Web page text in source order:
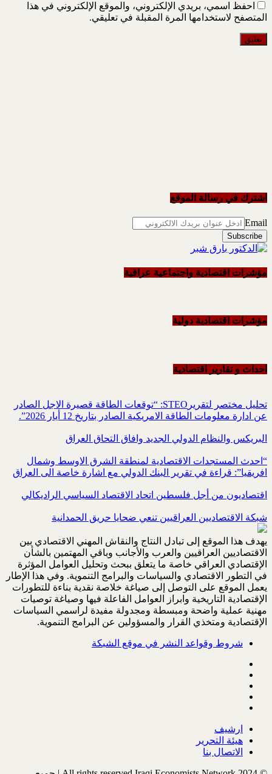
احفظ اسمي، بريدي الإلكتروني، والموقع الإلكتروني في هذا
المتصفح لاستخدامها المرة المقبلة في تعليقي.
اشترك في رسالة الموقع
Email
مؤشرات اقتصادية واجتماعية عراقية
مؤشرات اقتصادية دولية
احداث و تقاریر اقتصادیة
تحليل مختصر لتقريرSTEO‏: “توقعات الطاقة قصيرة الاجل الصادر
عن ادارة معلومات الطاقة الامريكية ‏الصادر بتاريخ 12 أيار 2026”.‏
البريكس والنظام الدولي الجديد وافاق التحاق العراق
“احدث المستجدات الاقتصادية لمنطقة الشرق الاوسط وشمال
افريقيا”: قراءة في تقرير البنك الدولي مع اشارة خاصة الى العراق
اقتصاديون من أجل فلسطين اتحاد الاقتصاد السياسي الراديكالي
شبكة الاقتصاديين العراقيين تنعي ضحايا حريق الحمدانية
يهدف هذا الموقع إلى تبادل النتاج والنقاش المهني الاقتصادي بين
الاقتصاديين العراقيين والعرب والأجانب وباقي المهتمين بالشأن
الإقتصادي العراقي خاصة ما يتعلق ببحث وتحليل العوامل المؤثرة
في التطور الاقتصادي والسياسات والبرامج التنموية. وفي هذا الإطار
يعمل الموقع على التوصل إلى صياغة خلاصة نقدية بناءة للتطورات
الإقتصادية التاريخية وابراز العوامل الفاعلة فيها وصياغة توصيات
مهنية عملية واضحة ومبسطة ومجدولة مفيدة لراسمي السياسات
الإقتصادية ومتخذي القرار والمسؤولين عن البرامج التنموية.
شروط وقواعد النشر في موقع الشبكة
ارشيف
هيئة التحرير
الاتصال بنا